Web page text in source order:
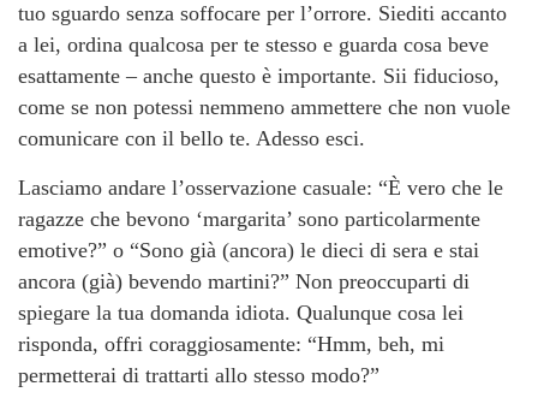
tuo sguardo senza soffocare per l’orrore. Siediti accanto
a lei, ordina qualcosa per te stesso e guarda cosa beve
esattamente – anche questo è importante. Sii fiducioso,
come se non potessi nemmeno ammettere che non vuole
comunicare con il bello te. Adesso esci.
Lasciamo andare l’osservazione casuale: “È vero che le
ragazze che bevono ‘margarita’ sono particolarmente
emotive?” o “Sono già (ancora) le dieci di sera e stai
ancora (già) bevendo martini?” Non preoccuparti di
spiegare la tua domanda idiota. Qualunque cosa lei
risponda, offri coraggiosamente: “Hmm, beh, mi
permetterai di trattarti allo stesso modo?”